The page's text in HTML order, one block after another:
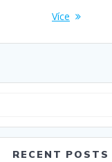
Více
RECENT POSTS